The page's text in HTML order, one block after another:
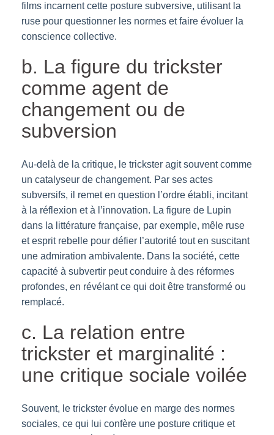
films incarnent cette posture subversive, utilisant la
ruse pour questionner les normes et faire évoluer la
conscience collective.
b. La figure du trickster
comme agent de
changement ou de
subversion
Au-delà de la critique, le trickster agit souvent comme
un catalyseur de changement. Par ses actes
subversifs, il remet en question l’ordre établi, incitant
à la réflexion et à l’innovation. La figure de Lupin
dans la littérature française, par exemple, mêle ruse
et esprit rebelle pour défier l’autorité tout en suscitant
une admiration ambivalente. Dans la société, cette
capacité à subvertir peut conduire à des réformes
profondes, en révélant ce qui doit être transformé ou
remplacé.
c. La relation entre
trickster et marginalité :
une critique sociale voilée
Souvent, le trickster évolue en marge des normes
sociales, ce qui lui confère une posture critique et